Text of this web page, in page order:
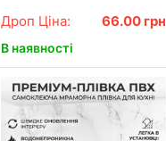
Дроп Ціна: 66.00 грн
В наявності